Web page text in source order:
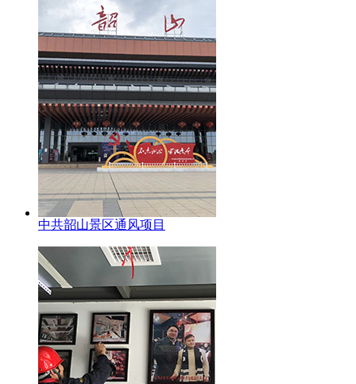
中共韶山景区通风项目